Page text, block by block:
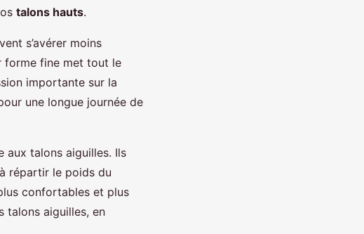
talons hauts.
s’avérer moins
forme fine met tout le
importante sur la
une longue journée de
aux talons aiguilles. Ils
répartir le poids du
confortables et plus
talons aiguilles, en